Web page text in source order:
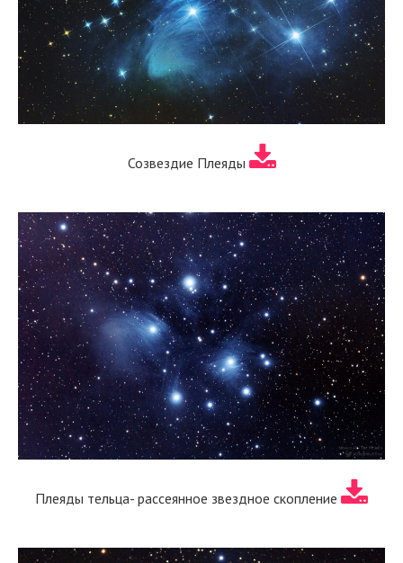
Созвездие Плеяды
Плеяды тельца- рассеянное звездное скопление